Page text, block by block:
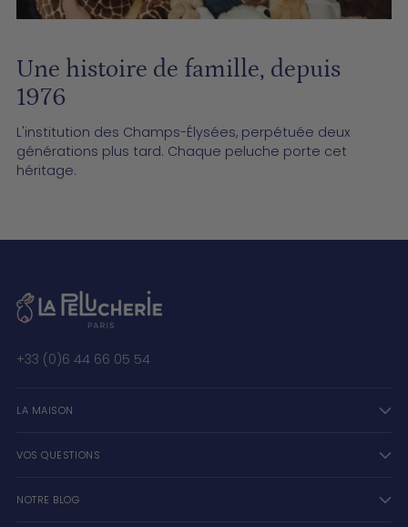
Une histoire de famille, depuis
1976
L'institution des Champs-Élysées, perpétuée deux
générations plus tard. Chaque peluche porte cet
héritage.
+33 (0)6 44 66 05 54
LA MAISON
VOS QUESTIONS
NOTRE BLOG